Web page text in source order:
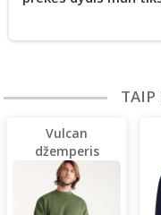
TAIP
Vulcan
džemperis